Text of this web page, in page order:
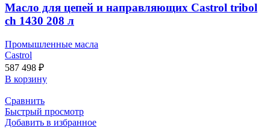
Масло для цепей и направляющих Castrol tribol
ch 1430 208 л
Промышленные масла
Castrol
587 498 ₽
В корзину
Сравнить
Быстрый просмотр
Добавить в избранное